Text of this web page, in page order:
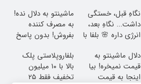
نگاهِ قبل، خستگی
داشت... نگاهِ بعد،
انرژی داره 🌸 بلفا با
ماشینتو به دلال نده!
به مصرف کننده
بفروش! بدون پاسخ
دلال ماشینتو به
قیمت نمیخره! بیا
اینجا به قیمت
بلفاروپلاستی پلک
بالا با ۱۰ میلیون
تخفیف فقط ۲۵